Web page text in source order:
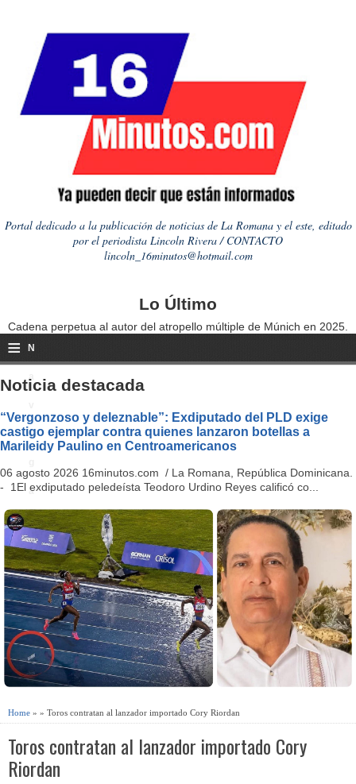
Portal dedicado a la publicación de noticias de La Romana y el este, editado
por el periodista Lincoln Rivera / CONTACTO
lincoln_16minutos@hotmail.com
Lo Último
Cadena perpetua al autor del atropello múltiple de Múnich en 2025.
≡ N
a
i
a
ti
o
n
Noticia destacada
“Vergonzoso y deleznable”: Exdiputado del PLD exige
castigo ejemplar contra quienes lanzaron botellas a
Marileidy Paulino en Centroamericanos
06 agosto 2026 16minutos.com / La Romana, República Dominicana.
- 1El exdiputado peledeísta Teodoro Urdino Reyes calificó co...
Home » » Toros contratan al lanzador importado Cory Riordan
Toros contratan al lanzador importado Cory
Riordan